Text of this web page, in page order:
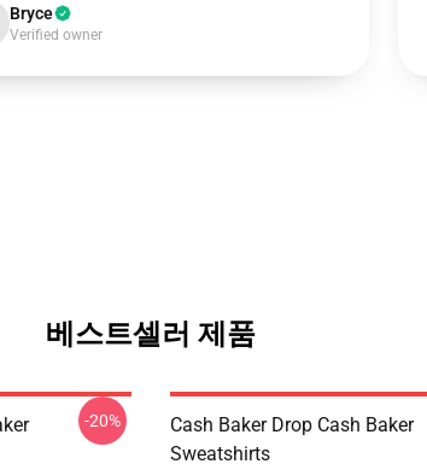
Bryce
Verified owner
베스트셀러 제품
-20%
Cash Baker Drop Cash Baker
Sweatshirts